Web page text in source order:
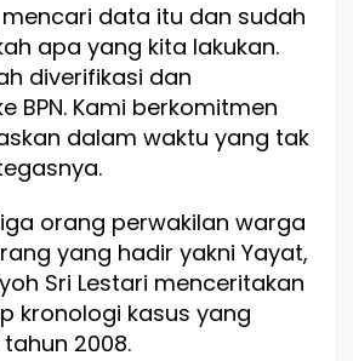
mencari data itu dan sudah
apa yang kita lakukan.
diverifikasi dan
BPN. Kami berkomitmen
dalam waktu yang tak
orang perwakilan warga
yang hadir yakni Yayat,
Sri Lestari menceritakan
kronologi kasus yang
2008.